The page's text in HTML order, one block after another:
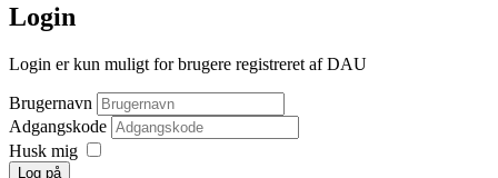
Login
Login er kun muligt for brugere registreret af DAU
Brugernavn
Adgangskode
Husk mig
Log på